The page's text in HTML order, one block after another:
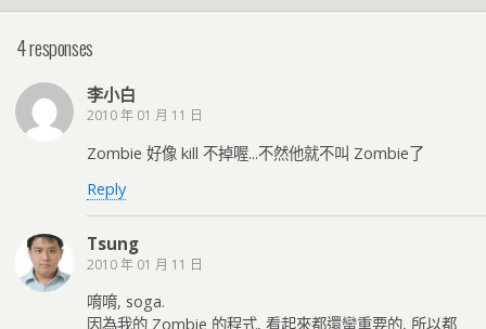
4 responses
李小白
2010 年 01 月 11 日
Zombie 好像 kill 不掉喔...不然他就不叫 Zombie了
Reply
Tsung
2010 年 01 月 11 日
唷唷, soga.
因為我的 Zombie 的程式, 看起來都還蠻重要的, 所以都